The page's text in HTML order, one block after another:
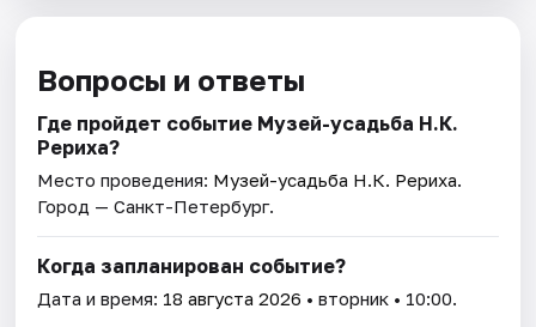
Вопросы и ответы
Где пройдет событие Музей-усадьба Н.К.
Рериха?
Место проведения: Музей-усадьба Н.К. Рериха.
Город — Санкт-Петербург.
Когда запланирован событие?
Дата и время: 18 августа 2026 • вторник • 10:00.